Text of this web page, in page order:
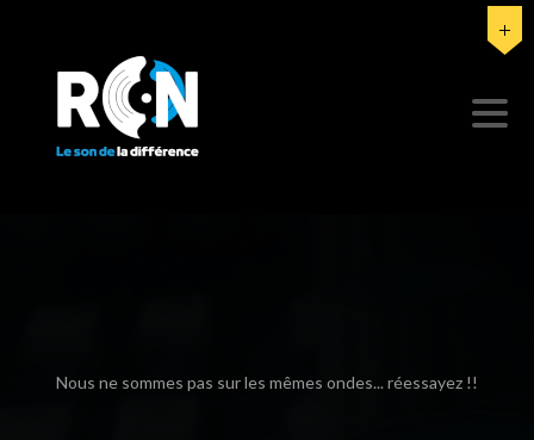
Nous ne sommes pas sur les mêmes ondes... réessayez !!